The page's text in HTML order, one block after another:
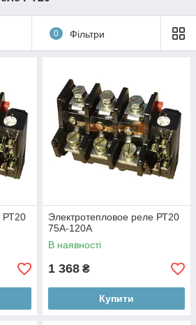
0 Фільтри
РТ20
Электротепловое реле РТ20
75А-120А
В наявності
1 368 ₴
Купити